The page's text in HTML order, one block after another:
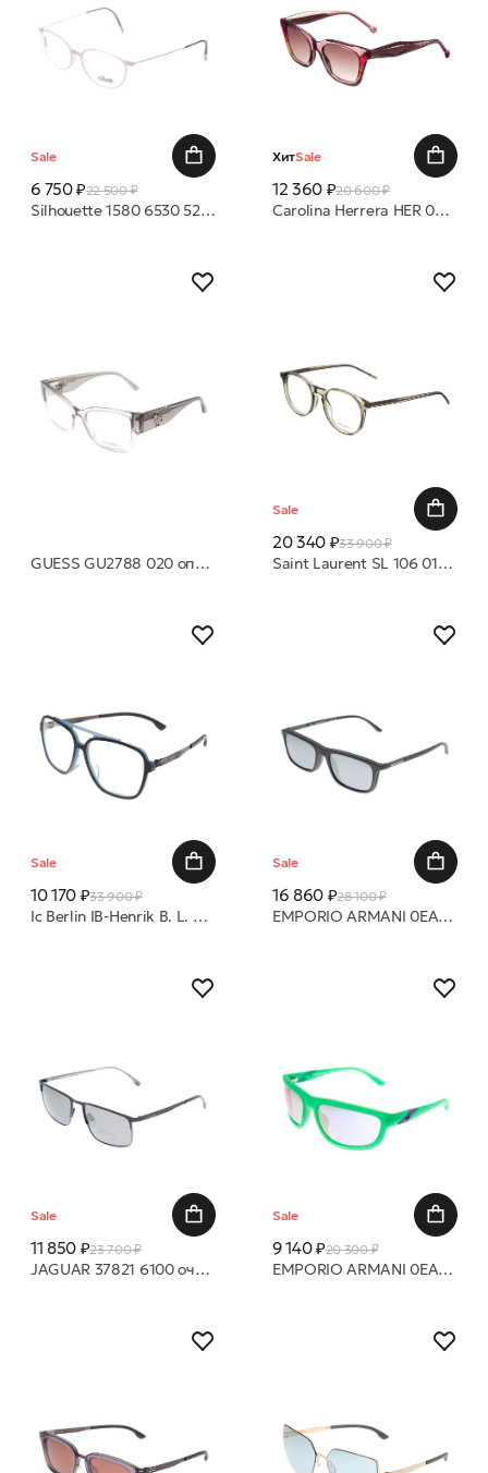
Sale
6 750 ₽22 500 ₽
Silhouette 1580 6530 52 оправа
ХитSale
12 360 ₽20 600 ₽
Carolina Herrera HER 0340/S 35J HA 52 19 очки с/з
GUESS GU2788 020 оправа
Sale
20 340 ₽33 900 ₽
Saint Laurent SL 106 017 50 оправа
Sale
10 170 ₽33 900 ₽
Ic Berlin IB-Henrik B. L. Midnight-Blue-Rough :Gun-Metal :Black-Matt оправа
Sale
16 860 ₽28 100 ₽
EMPORIO ARMANI 0EA4160 50421W + клипоны CLEAR 55 очки с/з
Sale
11 850 ₽23 700 ₽
JAGUAR 37821 6100 очки с/з
Sale
9 140 ₽20 300 ₽
EMPORIO ARMANI 0EA4183U 52844V GREY MIRROR VIOLET 18 очки с/з